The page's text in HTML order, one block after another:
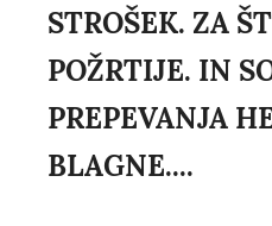
STROŠEK. ZA
POŽRTIJE. IN
PREPEVANJA
BLAGNE....